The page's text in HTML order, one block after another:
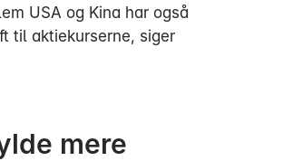
USA og Kina har også
til aktiekurserne, siger
mere